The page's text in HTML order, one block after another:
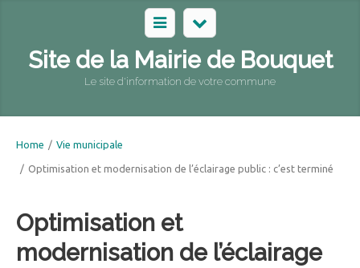
Site de la Mairie de Bouquet
Le site d'information de votre commune
Home / Vie municipale
/ Optimisation et modernisation de l’éclairage public : c’est terminé
Optimisation et
modernisation de l’éclairage